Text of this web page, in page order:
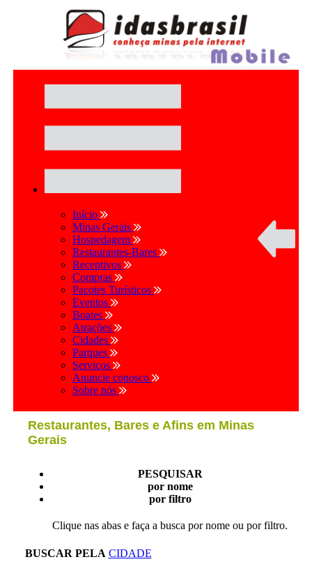
Início
Minas Gerais
Hospedagem
Restaurantes-Bares
Receptivos
Compras
Pacotes Turísticos
Eventos
Boates
Atrações
Cidades
Parques
Serviços
Anuncie conosco
Sobre nós
Restaurantes, Bares e Afins em Minas
Gerais
PESQUISAR
por nome
por filtro
Clique nas abas e faça a busca por nome ou por filtro.
BUSCAR PELA CIDADE